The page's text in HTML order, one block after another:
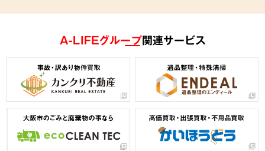
A-LIFEグループ関連サービス